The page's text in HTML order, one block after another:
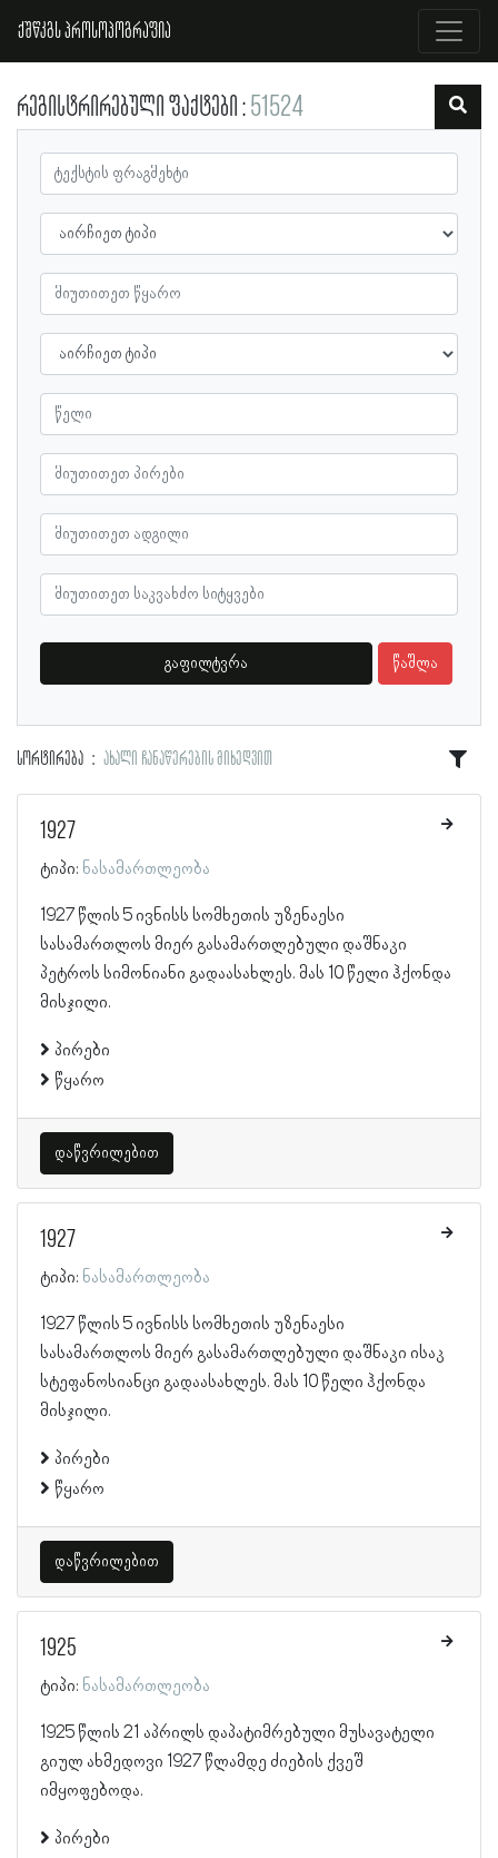
ქშწკგს პროსოპოგრაფია
რეგისტრირებული ფაქტები 51524
გაფილტვრა წაშლა
სორტირება ახალი ჩანაწერების მიხედვით
1927
ტიპი: ნასამართლეობა
1927 წლის 5 ივნისს სომხეთის უზენაესი
სასამართლოს მიერ გასამართლებული დაშნაკი
პეტროს სიმონიანი გადაასახლეს. მას 10 წელი ჰქონდა
მისჯილი.
პირები
წყარო
დაწვრილებით
1927
ტიპი: ნასამართლეობა
1927 წლის 5 ივნისს სომხეთის უზენაესი
სასამართლოს მიერ გასამართლებული დაშნაკი ისაკ
სტეფანოსიანცი გადაასახლეს. მას 10 წელი ჰქონდა
მისჯილი.
პირები
წყარო
დაწვრილებით
1925
ტიპი: ნასამართლეობა
1925 წლის 21 აპრილს დაპატიმრებული მუსავატელი
გიულ ახმედოვი 1927 წლამდე ძიების ქვეშ
იმყოფებოდა.
პირები